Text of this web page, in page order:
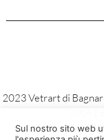
2023 Vetrart di
Sul nostro sito web